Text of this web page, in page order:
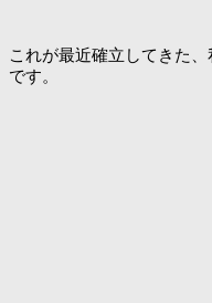
これが最近確立してきた
です。